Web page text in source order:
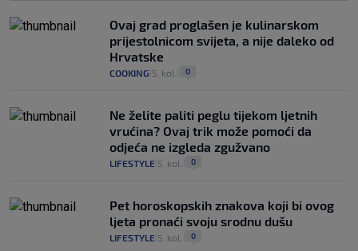
Ovaj grad proglašen je kulinarskom
prijestolnicom svijeta, a nije daleko od
Hrvatske
COOKING 5. kol. 0
Ne želite paliti peglu tijekom ljetnih
vrućina? Ovaj trik može pomoći da
odjeća ne izgleda zgužvano
LIFESTYLE 5. kol. 0
Pet horoskopskih znakova koji bi ovog
ljeta pronaći svoju srodnu dušu
LIFESTYLE 5. kol. 0